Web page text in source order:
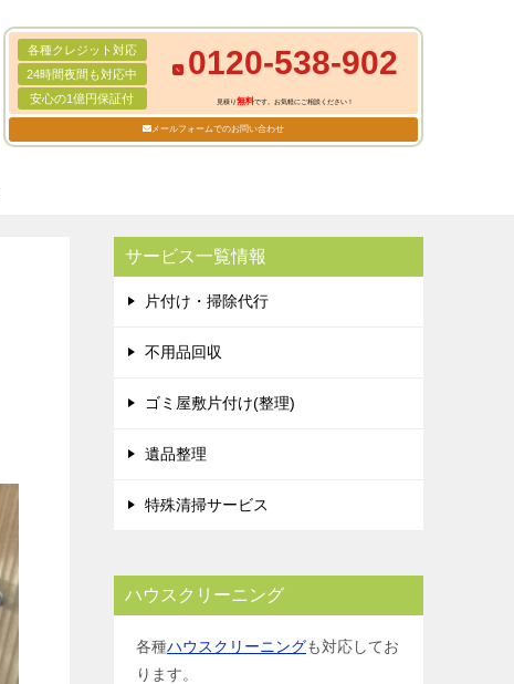
各種クレジット対応
24時間夜間も対応中
安心の1億円保証付
0120-538-902
見積り無料です。お気軽にご相談ください！
メールフォームでのお問い合わせ
サービス一覧情報
片付け・掃除代行
不用品回収
ゴミ屋敷片付け(整理)
遺品整理
特殊清掃サービス
ハウスクリーニング
各種ハウスクリーニングも対応してお
ります。